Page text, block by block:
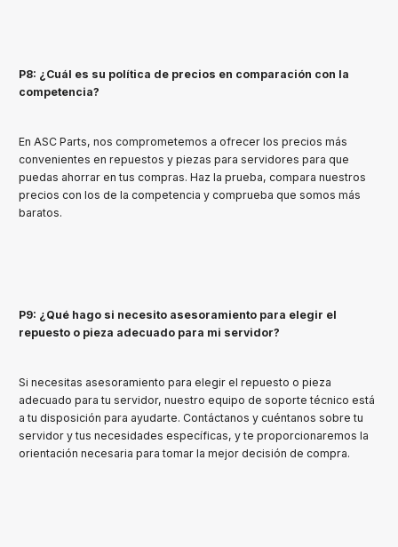
P8: ¿Cuál es su política de precios en comparación con la
competencia?
En ASC Parts, nos comprometemos a ofrecer los precios más
convenientes en repuestos y piezas para servidores para que
puedas ahorrar en tus compras. Haz la prueba, compara nuestros
precios con los de la competencia y comprueba que somos más
baratos.
P9: ¿Qué hago si necesito asesoramiento para elegir el
repuesto o pieza adecuado para mi servidor?
Si necesitas asesoramiento para elegir el repuesto o pieza
adecuado para tu servidor, nuestro equipo de soporte técnico está
a tu disposición para ayudarte. Contáctanos y cuéntanos sobre tu
servidor y tus necesidades específicas, y te proporcionaremos la
orientación necesaria para tomar la mejor decisión de compra.